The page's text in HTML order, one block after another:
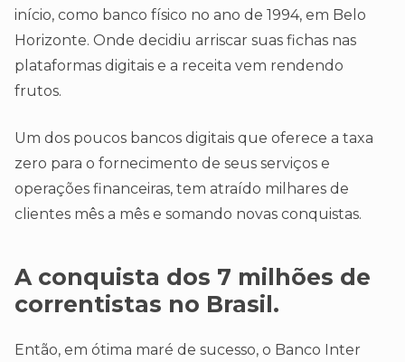
início, como banco físico no ano de 1994, em Belo
Horizonte. Onde decidiu arriscar suas fichas nas
plataformas digitais e a receita vem rendendo
frutos.
Um dos poucos bancos digitais que oferece a taxa
zero para o fornecimento de seus serviços e
operações financeiras, tem atraído milhares de
clientes mês a mês e somando novas conquistas.
A conquista dos 7 milhões de
correntistas no Brasil.
Então, em ótima maré de sucesso, o Banco Inter